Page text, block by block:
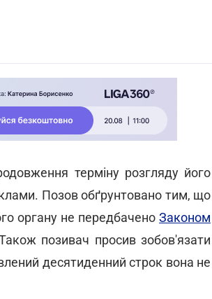
терміну розгляду його
Позов обґрунтовано тим, що
органу не передбачено Законом
позивач просив зобов'язати
десятиденний строк вона не